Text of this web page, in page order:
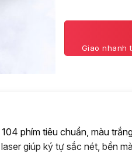
Giao nhanh
phím tiêu chuẩn, màu
giúp ký tự sắc nét, bền